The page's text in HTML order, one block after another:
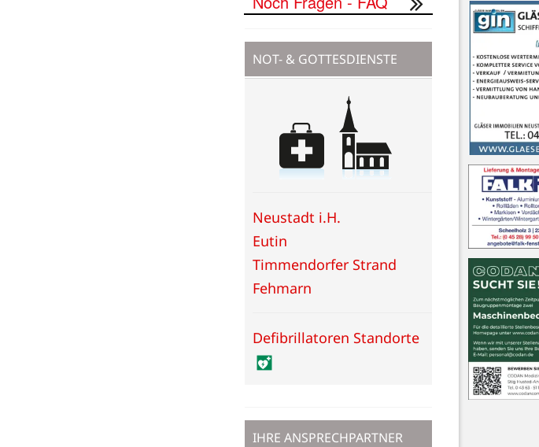
NOT- & GOTTESDIENSTE
Neustadt i.H.
Eutin
Timmendorfer Strand
Fehmarn
Defibrillatoren Standorte
IHRE ANSPRECHPARTNER